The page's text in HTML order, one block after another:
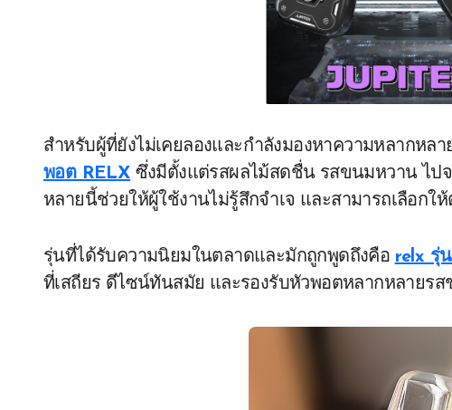
สำหรับผู้ที่ยังไม่เคยลองและกำลังมองหาความหลากหล
พอต RELX ซึ่งมีตั้งแต่รสผลไม้สดชื่น รสขนมหวาน ไป
หลายนี้ช่วยให้ผู้ใช้งานไม่รู้สึกจำเจ และสามารถเลือกใ
รุ่นที่ได้รับความนิยมในตลาดและมักถูกพูดถึงคือ relx รุ่
ที่เสถียร ดีไซน์ทันสมัย และรองรับหัวพอตหลากหลายร